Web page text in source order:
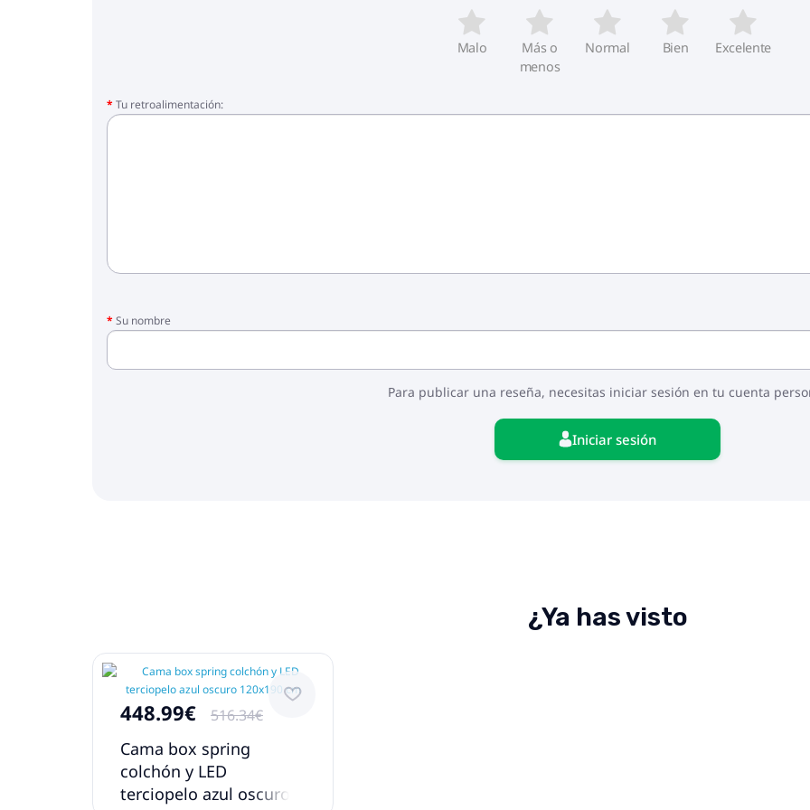
Malo
Más o
menos
Normal Bien Excelente
Tu retroalimentación:
Su nombre
Para publicar una reseña, necesitas iniciar sesión en tu cuenta
Iniciar sesión
¿Ya has visto
448.99€ 516.34€
Cama box spring
colchón y LED
terciopelo azul oscuro